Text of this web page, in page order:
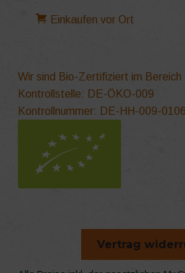
Einkaufen vor Ort
Wir sind Bio-Zertifiziert im
Kontrollstelle: DE-ÖKO-009
Kontrollnummer: DE-HH-009-
Vertrag